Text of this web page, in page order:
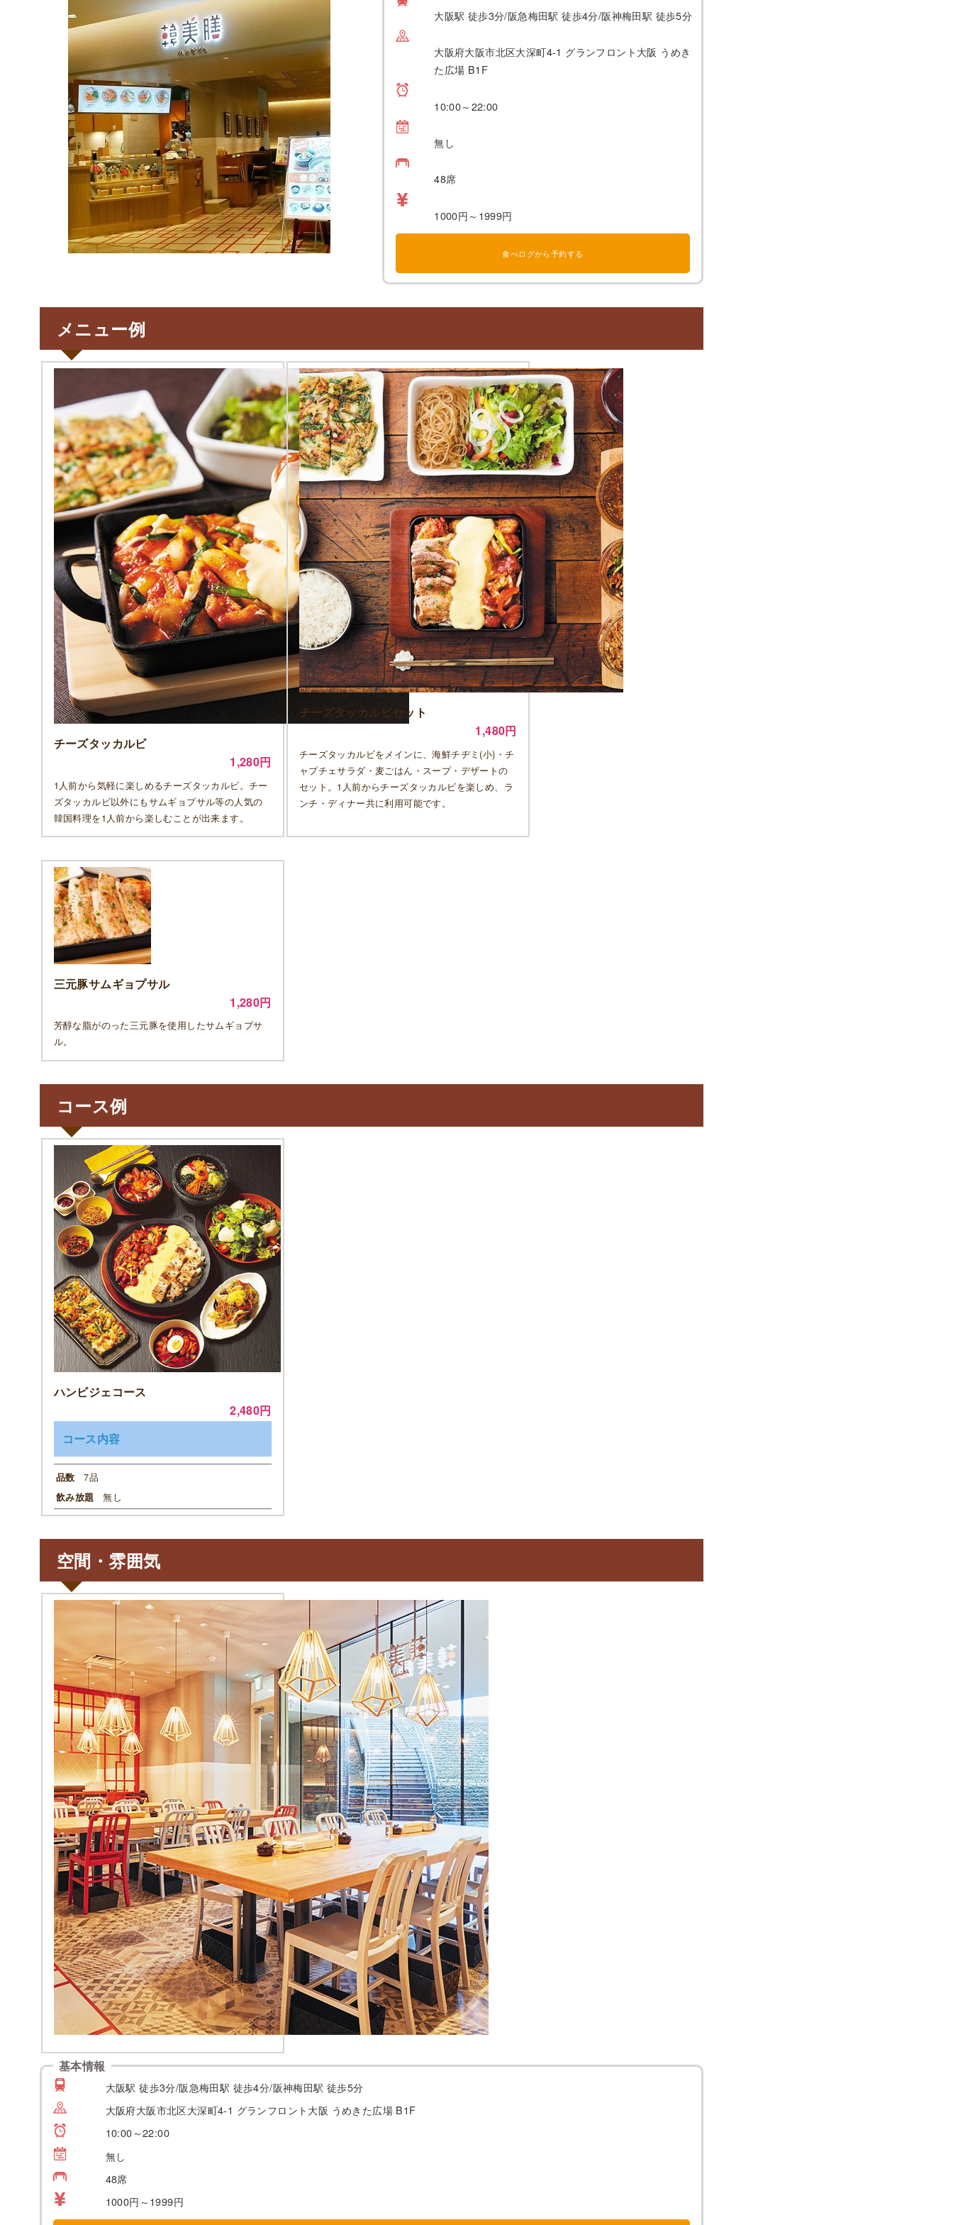
大阪駅 徒歩3分/阪急梅田駅 徒歩4分/阪神梅田駅 徒歩5分
大阪府大阪市北区大深町4-1 グランフロント大阪 うめき
た広場 B1F
10:00～22:00
無し
48席
1000円～1999円
食べログから予約する
メニュー例
チーズタッカルビ
1,280円
1人前から気軽に楽しめるチーズタッカルビ。チー
ズタッカルビ以外にもサムギョプサル等の人気の
韓国料理を1人前から楽しむことが出来ます。
チーズタッカルビセット
1,480円
チーズタッカルビをメインに、海鮮チヂミ(小)・チ
ャプチェサラダ・麦ごはん・スープ・デザートの
セット。1人前からチーズタッカルビを楽しめ、ラ
ンチ・ディナー共に利用可能です。
三元豚サムギョプサル
1,280円
芳醇な脂がのった三元豚を使用したサムギョプサ
ル。
コース例
ハンビジェコース
2,480円
コース内容
品数 7品
飲み放題 無し
空間・雰囲気
基本情報
大阪駅 徒歩3分/阪急梅田駅 徒歩4分/阪神梅田駅 徒歩5分
大阪府大阪市北区大深町4-1 グランフロント大阪 うめきた広場 B1F
10:00～22:00
無し
48席
1000円～1999円